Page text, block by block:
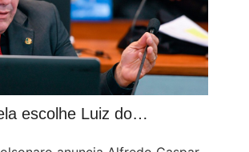
escolhe Luiz do…